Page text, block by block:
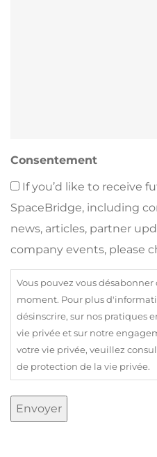
Consentement
If you’d like to receive
SpaceBridge, including
news, articles, partner
company events, please
Vous pouvez vous
moment. Pour plus
désinscrire, sur nos pratiques
vie privée et sur notre
votre vie privée, veuillez
de protection de la vie privée.